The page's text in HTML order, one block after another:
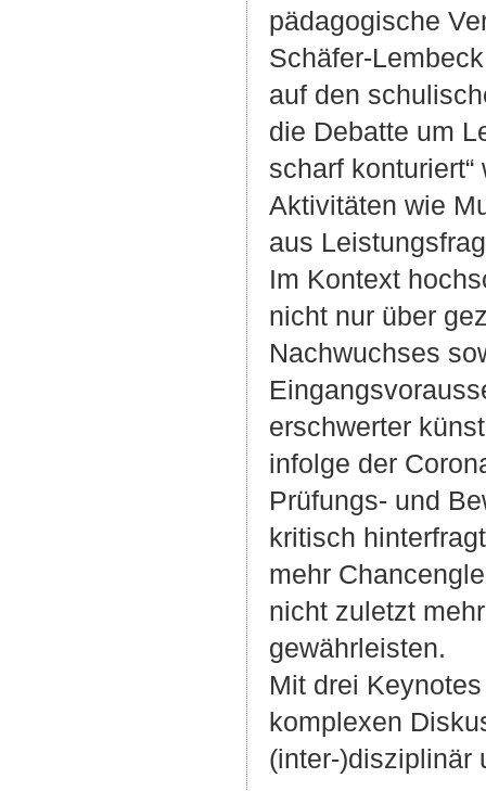
pädagogische
Schäfer-
auf den
die Debatte um
scharf
Aktivitäten wie
aus
Im Kontext
nicht nur über
Nachwuchses
erschwerter
infolge der
Prüfungs- und
kritisch
mehr
nicht zuletzt
gewährleisten.
Mit drei
komplexen
(inter-)disziplinär